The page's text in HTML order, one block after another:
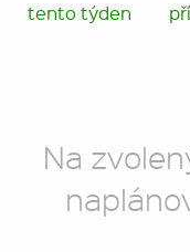
tento týden
Na